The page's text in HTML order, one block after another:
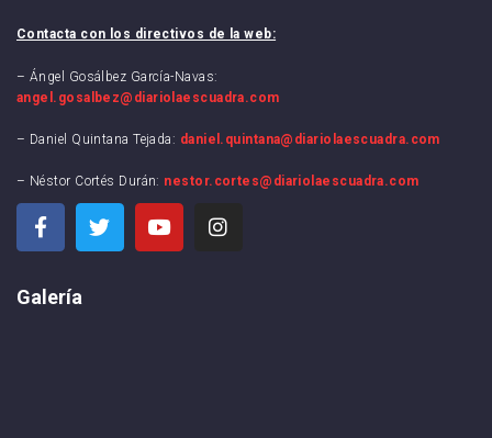
Contacta con los directivos de la web:
– Ángel Gosálbez García-Navas:
angel.gosalbez@diariolaescuadra.com
– Daniel Quintana Tejada: daniel.quintana@diariolaescuadra.com
– Néstor Cortés Durán: nestor.cortes@diariolaescuadra.com
Galería